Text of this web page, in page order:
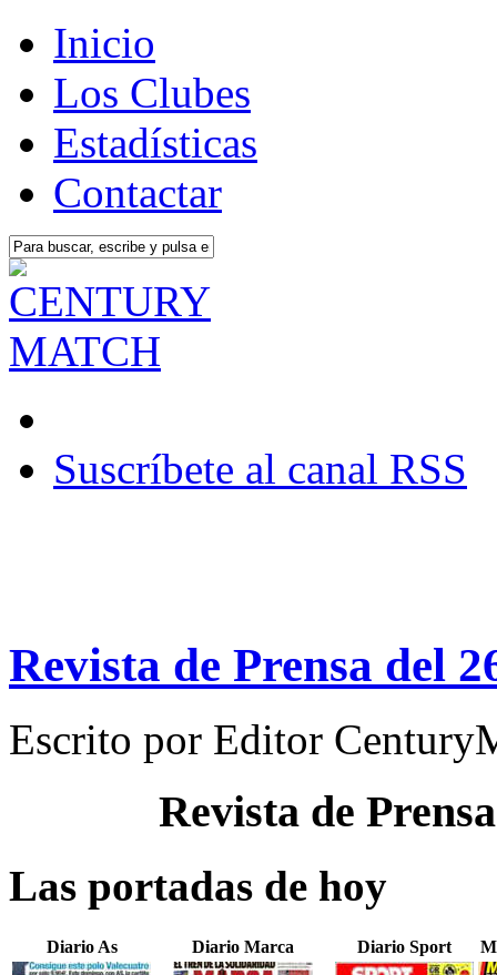
Inicio
Los Clubes
Estadísticas
Contactar
Suscríbete al canal RSS
Revista de Prensa del
Escrito por Editor
Revista de
Las portadas de hoy
Diario As Diario Marca Diario Sport